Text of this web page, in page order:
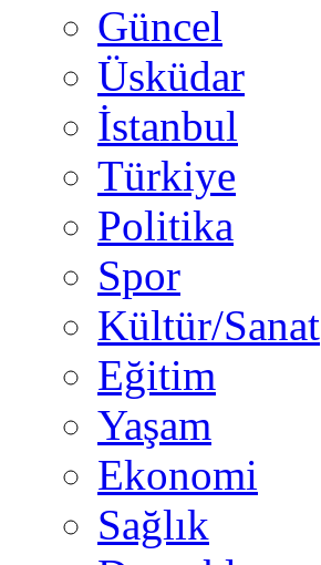
Güncel
Üsküdar
İstanbul
Türkiye
Politika
Spor
Kültür/Sanat
Eğitim
Yaşam
Ekonomi
Sağlık